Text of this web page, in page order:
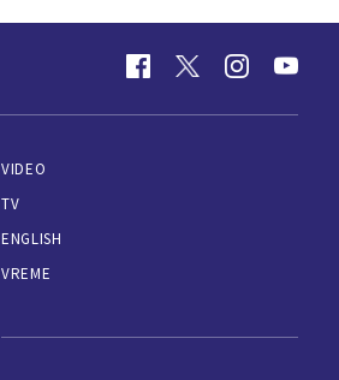
VIDEO
TV
ENGLISH
VREME